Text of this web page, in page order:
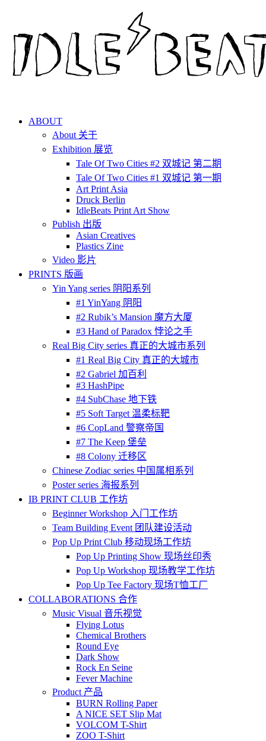
ABOUT
About 关于
Exhibition 展览
Tale Of Two Cities #2 双城记 第二期
Tale Of Two Cities #1 双城记 第一期
Art Print Asia
Druck Berlin
IdleBeats Print Art Show
Publish 出版
Asian Creatives
Plastics Zine
Video 影片
PRINTS 版画
Yin Yang series 阴阳系列
#1 YinYang 阴阳
#2 Rubik’s Mansion 魔方大厦
#3 Hand of Paradox 悖论之手
Real Big City series 真正的大城市系列
#1 Real Big City 真正的大城市
#2 Gabriel 加百利
#3 HashPipe
#4 SubChase 地下铁
#5 Soft Target 温柔标靶
#6 CopLand 警察帝国
#7 The Keep 堡垒
#8 Colony 迁移区
Chinese Zodiac series 中国属相系列
Poster series 海报系列
IB PRINT CLUB 工作坊
Beginner Workshop 入门工作坊
Team Building Event 团队建设活动
Pop Up Print Club 移动现场工作坊
Pop Up Printing Show 现场丝印秀
Pop Up Workshop 现场教学工作坊
Pop Up Tee Factory 现场T恤工厂
COLLABORATIONS 合作
Music Visual 音乐视觉
Flying Lotus
Chemical Brothers
Round Eye
Dark Show
Rock En Seine
Fever Machine
Product 产品
BURN Rolling Paper
A NICE SET Slip Mat
VOLCOM T-Shirt
ZOO T-Shirt